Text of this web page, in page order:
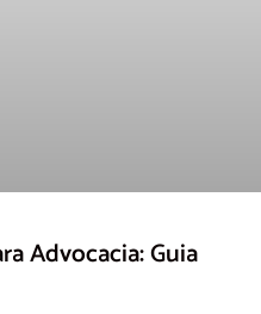
Advocacia: Guia